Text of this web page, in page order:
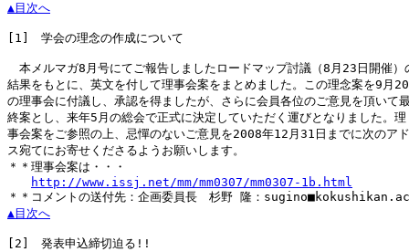
▲目次へ
[1] 学会の理念の作成について
本メルマガ8月号にてご報告しましたロードマップ討議（8月23日開催）
結果をもとに、英文を付して理事会案をまとめました。この理念案を9月20
の理事会に付議し、承認を得ましたが、さらに会員各位のご意見を頂いて
終案とし、来年5月の総会で正式に決定していただく運びとなりました。理
事会案をご参照の上、忌憚のないご意見を2008年12月31日までに次のア
ス宛てにお寄せくださるようお願いします。
＊＊理事会案は・・・
http://www.issj.net/mm/mm0307/mm0307-1b.html
▲目次へ
[2]
発表申込締切迫る!!